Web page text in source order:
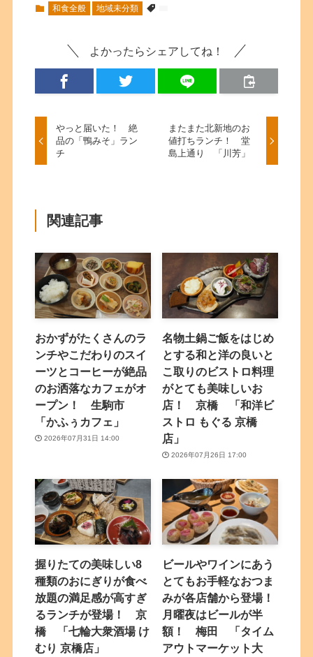
和食全般 地域未分類
よかったらシェアしてね！
やっと届いた！ 絶
品の「鴨みそ」ラン
チ
またまた北新地のお
値打ちランチ！ 堂
島上通り 「川芳」
関連記事
おかずがたくさんのラ
ンチやこだわりのスイ
ーツとコーヒーが絶品
のお洒落なカフェがオ
ープン！ 生駒市
「かふぅカフェ」
2026年07月31日 14:00
名物土鍋ご飯をはじめ
とする和と洋の良いと
こ取りのビストロ料理
がとても美味しいお
店！ 京橋 「和洋ビ
ストロ もぐる 京橋
店」
2026年07月26日 17:00
握りたての美味しい8
種類のおにぎりが食べ
放題の満足感が高すぎ
るランチが登場！ 京
橋 「七輪大衆酒場 け
むり 京橋店」
ビールやワインにあう
とてもお手軽なおつま
みが各店舗から登場！
月曜夜はビールが半
額！ 梅田 「タイム
アウトマーケット大